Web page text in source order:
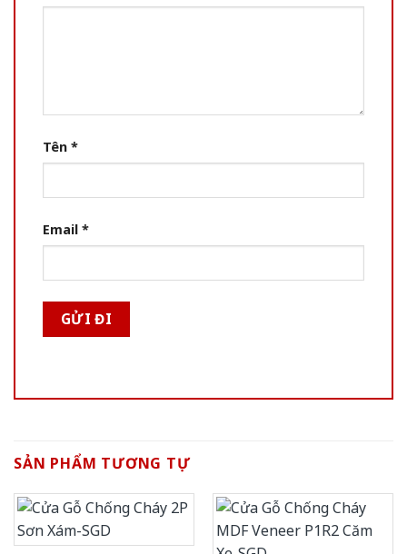
Tên *
Email *
SẢN PHẨM TƯƠNG TỰ